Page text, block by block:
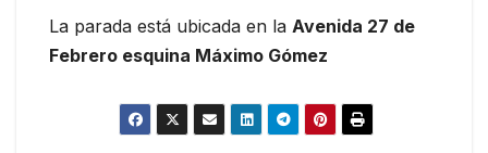
La parada está ubicada en la Avenida 27 de
Febrero esquina Máximo Gómez